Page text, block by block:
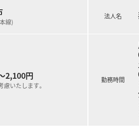
退職金制度として導入しており、老
険制度：病気やケガで長期にわたっ
給休暇：育児休業開始後5日間を特別
校就学前の子を養育する方は、負傷
満1歳に達しない新生児を育てる場合
学校1年を終了する年の3月31日まで
線)
2,100円
慮いたします。
法人名
勤務時間